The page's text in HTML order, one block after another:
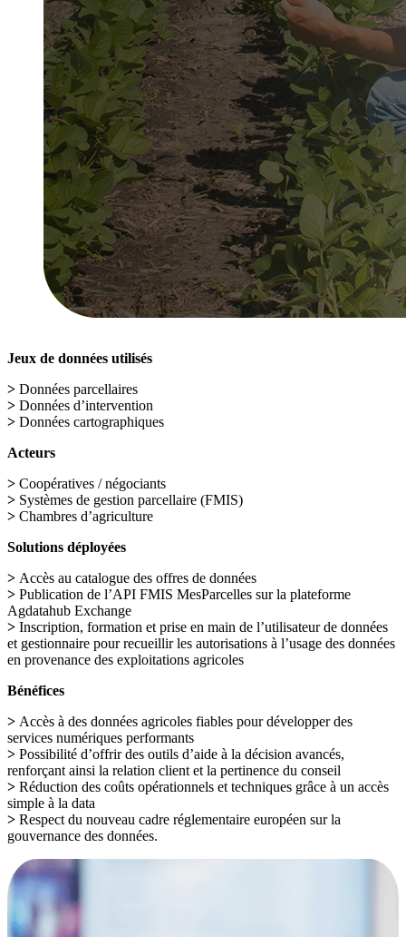
Jeux de données utilisés
> Données parcellaires
> Données d’intervention
> Données cartographiques
Acteurs
> Coopératives / négociants
> Systèmes de gestion parcellaire (FMIS)
> Chambres d’agriculture
Solutions déployées
> Accès au catalogue des offres de données
> Publication de l’API FMIS MesParcelles sur la plateforme
Agdatahub Exchange
> Inscription, formation et prise en main de l’utilisateur de données
et gestionnaire pour recueillir les autorisations à l’usage des données
en provenance des exploitations agricoles
Bénéfices
> Accès à des données agricoles fiables pour développer des
services numériques performants
> Possibilité d’offrir des outils d’aide à la décision avancés,
renforçant ainsi la relation client et la pertinence du conseil
> Réduction des coûts opérationnels et techniques grâce à un accès
simple à la data
> Respect du nouveau cadre réglementaire européen sur la
gouvernance des données.